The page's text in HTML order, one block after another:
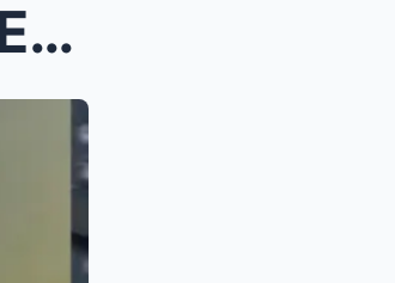
WOW! VIRAL VIDEO NI YASSI PRESSMAN, PINAG-USAPAN N...